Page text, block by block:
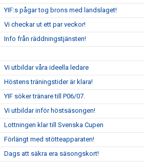
YIF:s pågar tog brons med landslaget!
Vi checkar ut ett par veckor!
Info från räddningstjänsten!
Vi utbildar våra ideella ledare
Höstens träningstider är klara!
YIF söker tränare till P06/07.
Vi utbildar inför höstsäsongen!
Lottningen klar till Svenska Cupen
Förlängt med stötteapparaten!
Dags att säkra era säsongskort!